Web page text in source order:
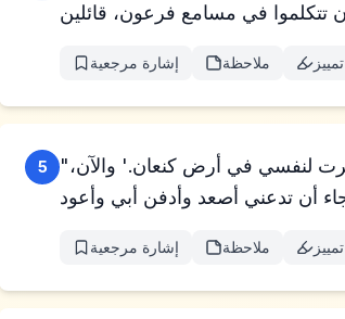
إشارة مرجعية ملاحظة تمييز
5
"أبي جعلني أحلف قائلاً، 'انظر، أنا أموت، ادفنني في قبري الذي حفرت لنفسي في أرض كنعان.' والآن،
إشارة مرجعية ملاحظة تمييز